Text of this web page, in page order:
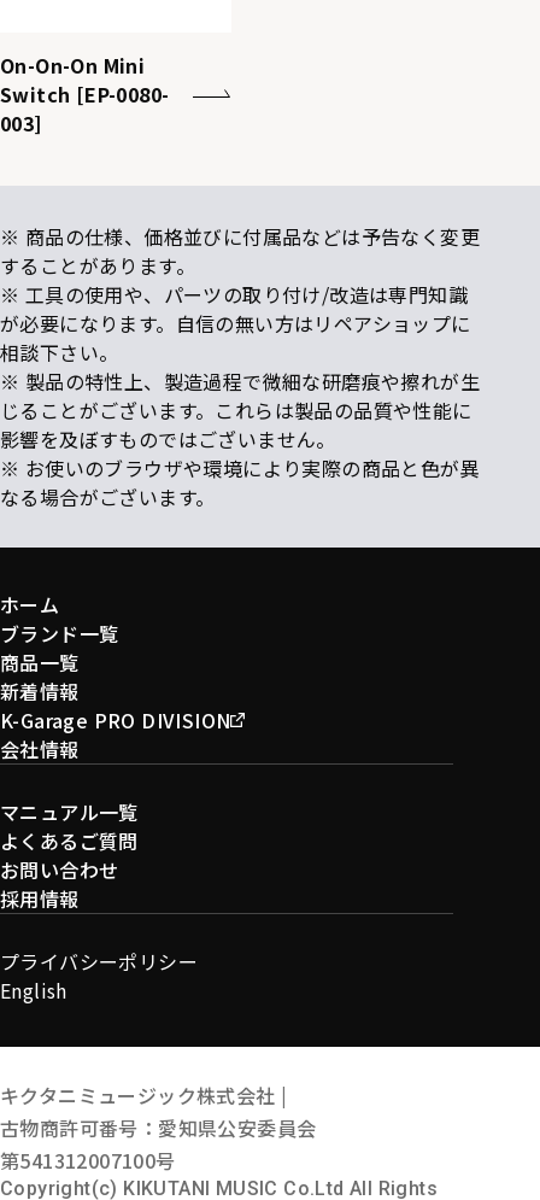
On-On-On Mini
Switch [EP-0080-
003]
※ 商品の仕様、価格並びに付属品などは予告なく変更
することがあります。
※ 工具の使用や、パーツの取り付け/改造は専門知識
が必要になります。自信の無い方はリペアショップに
相談下さい。
※ 製品の特性上、製造過程で微細な研磨痕や擦れが生
じることがございます。これらは製品の品質や性能に
影響を及ぼすものではございません。
※ お使いのブラウザや環境により実際の商品と色が異
なる場合がございます。
ホーム
ブランド一覧
商品一覧
新着情報
K-Garage PRO DIVISION
会社情報
マニュアル一覧
よくあるご質問
お問い合わせ
採用情報
プライバシーポリシー
English
キクタニミュージック株式会社 |
古物商許可番号：愛知県公安委員会
第541312007100号
Copyright(c) KIKUTANI MUSIC Co.Ltd All Rights